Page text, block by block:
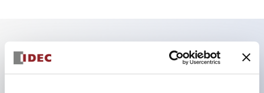
Caractéristiques clés